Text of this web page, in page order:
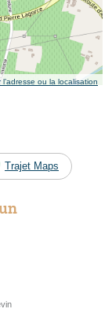
l’adresse ou la localisation
Trajet Maps